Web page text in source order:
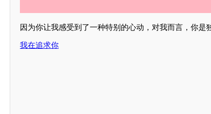
因为你让我感受到了一种特别的心动，对我而言，你是
我在追求你